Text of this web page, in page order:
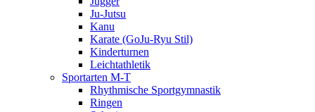
Ju-Jutsu
Kanu
Karate (GoJu-Ryu Stil)
Kinderturnen
Leichtathletik
Sportarten M-T
Rhythmische Sportgymnastik
Ringen